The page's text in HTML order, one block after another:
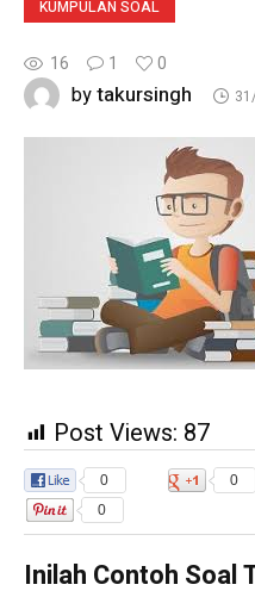
KUMPULAN SOAL
16 1 0
bytakursingh
Post Views: 87
0 0
0
Inilah Contoh Soal